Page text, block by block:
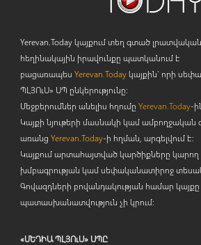
Yerevan.Today կայքում տեղ գտած
հեղինակային իրավունքը պատկանում է
բացառապես Yerevan.Todayկայքին` որի
ՊԼՅՈւՍ» ՍՊ ընկերությունը։
Մեջբերումներ անելիս հղումը Yerevan.Today-
Կայքի նյութերի մասնակի կամ ամբողջական
առանց Yerevan.Today-ի հղման, արգելվում է:
Կայքում արտահայտված կարծիքները կարող
խմբագրության կամ սեփականատիրոջ
Գովազդների բովանդակության համար կայքը
պատասխանատվություն չի կրում:
«ՄԵԴԻԱ ՊԼՅՈւՍ» ՍՊԸ